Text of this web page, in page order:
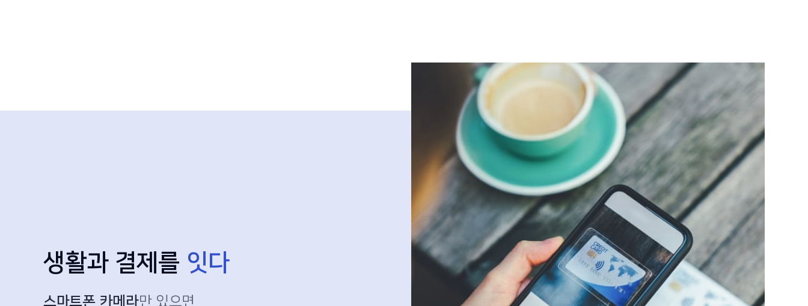
생활과 결제를 잇다
스마트폰 카메라만 있으면